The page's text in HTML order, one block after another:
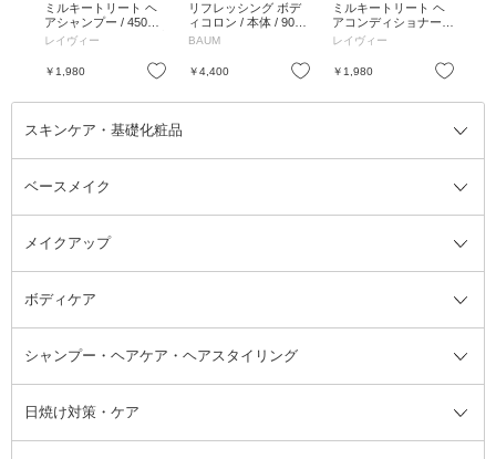
お気に入り
ミルキートリート ヘ
アシャンプー / 450ml /
フローラルムスクの香
レイヴィー
￥1,980 お気に入り
リフレッシング ボデ
ィコロン / 本体 / 90ml
/ アクアティック グリ
BAUM
￥4,400 お気に入り
ミルキートリート ヘ
アコンディショナー /
450ml / フローラルム
レイヴィー
￥1,980
スキンケア・基礎化粧品
スキンケア・基礎化粧品全て
洗顔料
美容液
オールインワン化粧品 フェイスクリーム
フェイスオイル・バーム
ベースメイク
ベースメイク全て
BBクリーム
コンシーラー ファンデーション
フェイスパウダー
メイクアップ
メイクアップ全て
まつげ美容液 つけまつげ
アイシャドウ
ボディケア
ボディケア全て
ボディソープ・ハンドソープ・石
けん
ボディケア
シャンプー・ヘアケア・ヘアスタイリング
シャンプー・ヘアケア・ヘアスタ
イリング全て
日焼け対策・ケア